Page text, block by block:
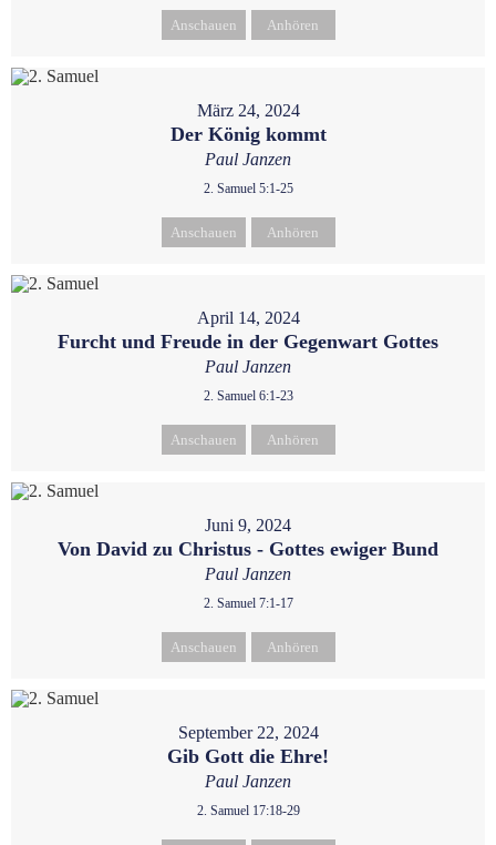
Anschauen Anhören
März 24, 2024
Der König kommt
Paul Janzen
2. Samuel 5:1-25
Anschauen Anhören
April 14, 2024
Furcht und Freude in der Gegenwart Gottes
Paul Janzen
2. Samuel 6:1-23
Anschauen Anhören
Juni 9, 2024
Von David zu Christus - Gottes ewiger Bund
Paul Janzen
2. Samuel 7:1-17
Anschauen Anhören
September 22, 2024
Gib Gott die Ehre!
Paul Janzen
2. Samuel 17:18-29